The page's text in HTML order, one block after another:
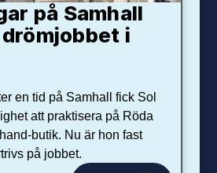
på Sam­hall
i
en tid på Samhall fick Sol
att praktisera på Röda
butik. Nu är hon fast
på jobbet.